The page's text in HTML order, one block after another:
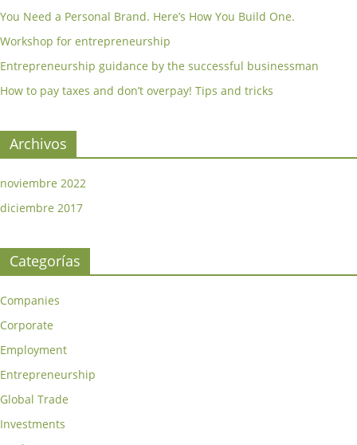
You Need a Personal Brand. Here’s How You Build One.
Workshop for entrepreneurship
Entrepreneurship guidance by the successful businessman
How to pay taxes and don’t overpay! Tips and tricks
Archivos
noviembre 2022
diciembre 2017
Categorías
Companies
Corporate
Employment
Entrepreneurship
Global Trade
Investments